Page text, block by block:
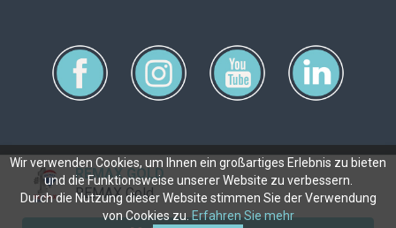
REMAX GOLD
REMAX Gold
Copyright © ferimmo 2026
Wir verwenden Cookies, um Ihnen ein großartiges Erlebnis zu bieten
und die Funktionsweise unserer Website zu verbessern.
Durch die Nutzung dieser Website stimmen Sie der Verwendung
von Cookies zu.Erfahren Sie mehr